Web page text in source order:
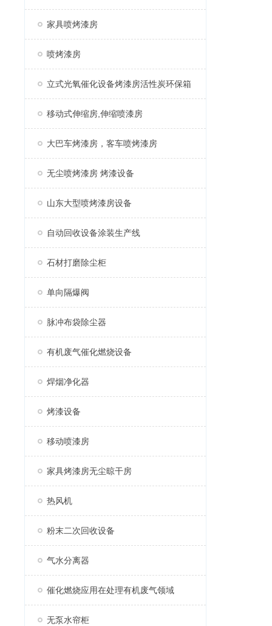
家具喷烤漆房
喷烤漆房
立式光氧催化设备烤漆房活性炭环保箱
移动式伸缩房,伸缩喷漆房
大巴车烤漆房，客车喷烤漆房
无尘喷烤漆房 烤漆设备
山东大型喷烤漆房设备
自动回收设备涂装生产线
石材打磨除尘柜
单向隔爆阀
脉冲布袋除尘器
有机废气催化燃烧设备
焊烟净化器
烤漆设备
移动喷漆房
家具烤漆房无尘晾干房
热风机
粉末二次回收设备
气水分离器
催化燃烧应用在处理有机废气领域
无泵水帘柜